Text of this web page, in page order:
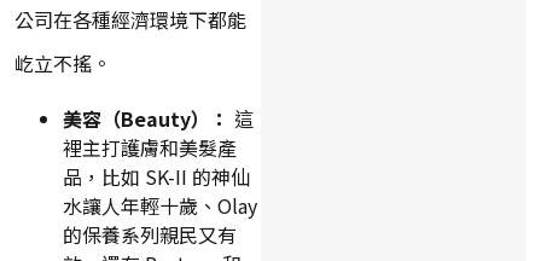
公司在各種經濟環境下都能
屹立不搖。
美容（Beauty）： 這
裡主打護膚和美髮產
品，比如 SK-II 的神仙
水讓人年輕十歲、Olay
的保養系列親民又有